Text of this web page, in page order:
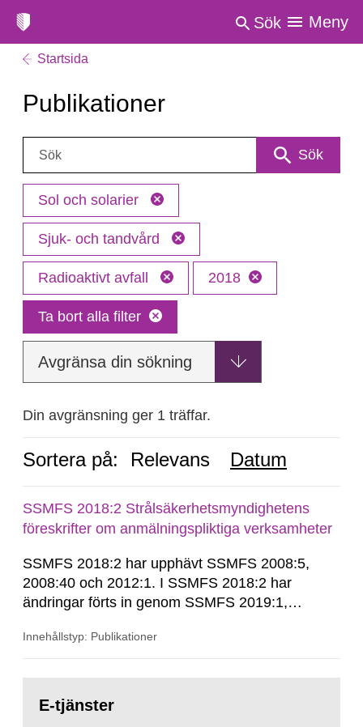
Sök Meny
Startsida
Publikationer
Sök: Sök
Sol och solarier
Sjuk- och tandvård
Radioaktivt avfall 2018
Ta bort alla filter
Avgränsa din sökning
Din avgränsning ger 1 träffar.
Sortera på: Relevans Datum
SSMFS 2018:2 Strålsäkerhetsmyndighetens
föreskrifter om anmälningspliktiga verksamheter
SSMFS 2018:2 har upphävt SSMFS 2008:5,
2008:40 och 2012:1. I SSMFS 2018:2 har
ändringar förts in genom SSMFS 2019:1,
Innehållstyp: Publikationer
sida:E-tjänster